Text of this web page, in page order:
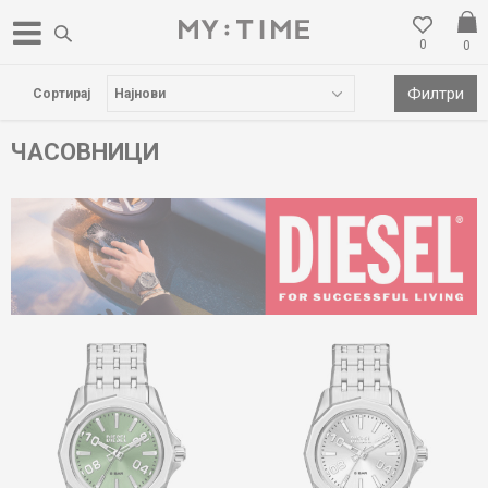
0
0
БЕСПЛАТНА ДОСТАВА НАД 3000 ден
ЧАСОВНИЦИ
Сортирај Филтри